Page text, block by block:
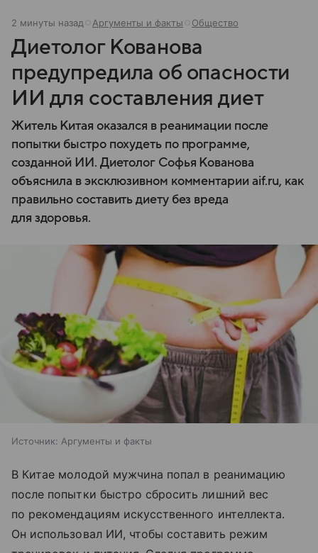
2 минуты назад Аргументы и факты Общество
Диетолог Кованова
предупредила об опасности
ИИ для составления диет
Житель Китая оказался в реанимации после
попытки быстро похудеть по программе,
созданной ИИ. Диетолог Софья Кованова
объяснила в эксклюзивном комментарии aif.ru, как
правильно составить диету без вреда
для здоровья.
Источник: Аргументы и факты
В Китае молодой мужчина попал в реанимацию
после попытки быстро сбросить лишний вес
по рекомендациям искусственного интеллекта.
Он использовал ИИ, чтобы составить режим